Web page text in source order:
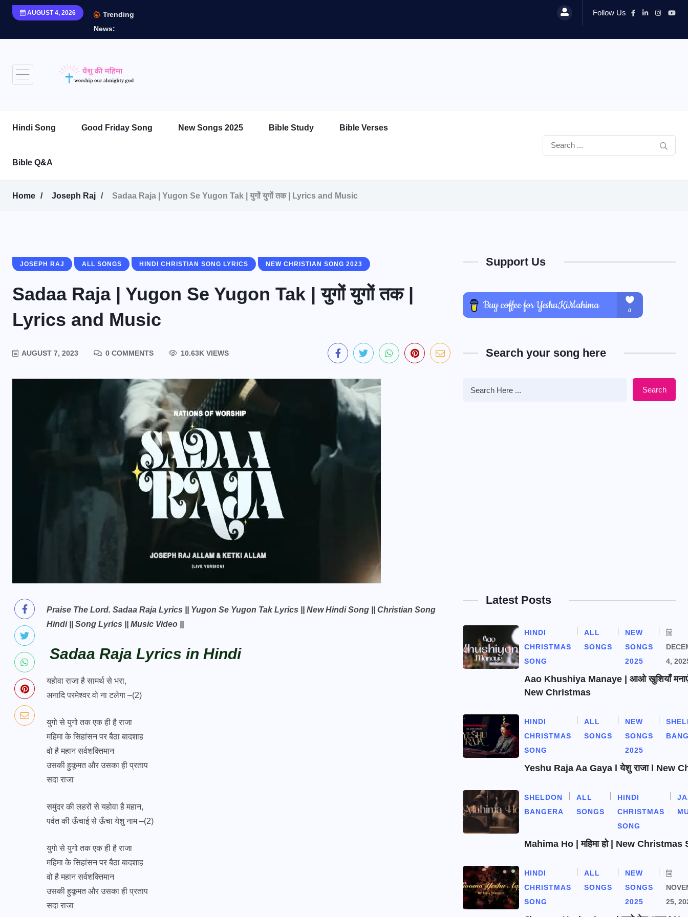
AUGUST 4, 2026
Trending
News:
Follow Us
Hindi Song Good Friday Song New Songs 2025 Bible Study Bible Verses
Bible Q&A
Home Joseph Raj Sadaa Raja | Yugon Se Yugon Tak | युगों युगों तक | Lyrics and Music
JOSEPH RAJ ALL SONGS HINDI CHRISTIAN SONG LYRICS NEW CHRISTIAN SONG 2023
Sadaa Raja | Yugon Se Yugon Tak | युगों युगों तक |
Lyrics and Music
AUGUST 7, 2023 0 COMMENTS 10.63K VIEWS
Praise The Lord. Sadaa Raja Lyrics || Yugon Se Yugon Tak Lyrics || New Hindi Song || Christian Song
Hindi || Song Lyrics || Music Video ||
Sadaa Raja Lyrics in Hindi
यहोवा राजा है सामर्थ से भरा,
अनादि परमेश्वर वो ना टलेगा –(2)
युगो से युगो तक एक ही है राजा
महिमा के सिहांसन पर बैठा बादशाह
वो है महान सर्वशक्तिमान
उसकी हुकूमत और उसका ही प्रताप
सदा राजा
समुंदर की लहरों से यहोवा है महान,
पर्वत की ऊँचाई से ऊँचा येशु नाम –(2)
युगो से युगो तक एक ही है राजा
महिमा के सिहांसन पर बैठा बादशाह
वो है महान सर्वशक्तिमान
उसकी हुकूमत और उसका ही प्रताप
सदा राजा
Support Us
Search your song here
Search
Latest Posts
HINDI
CHRISTMAS
SONG
ALL
SONGS
NEW
SONGS
2025
4,
Aao Khushiya Manaye | आओ खुशियाँ
New Christmas
HINDI
CHRISTMAS
SONG
ALL
SONGS
NEW
SONGS
2025
Yeshu Raja Aa Gaya l येशु राजा l New
SHELDON
BANGERA
ALL
SONGS
HINDI
CHRISTMAS
SONG
Mahima Ho | महिमा हो | New Christmas
HINDI
CHRISTMAS
SONG
ALL
SONGS
NEW
SONGS
2025
25,